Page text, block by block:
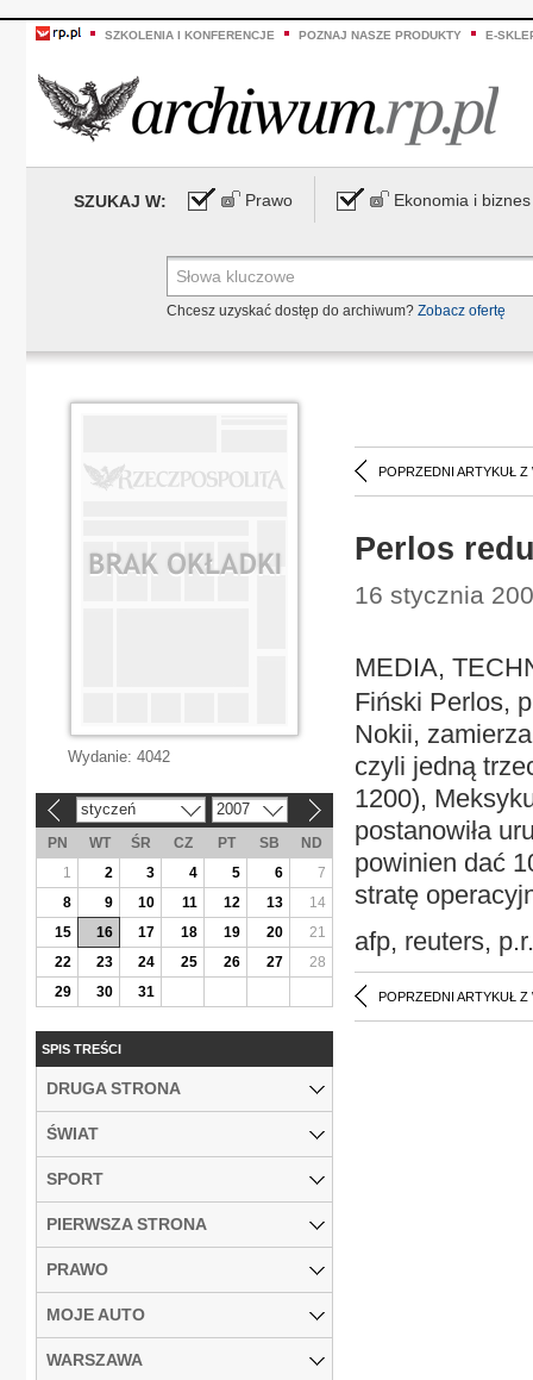
SZKOLENIA I KONFERENCJE POZNAJ NASZE PRODUKTY E-
SZUKAJ W: Prawo Ekonomia i biznes
Chcesz uzyskać dostęp do archiwum? Zobacz ofertę
POPRZEDNI ARTYKUŁ Z
Perlos
16 stycznia
MEDIA,
Fiński Perlos,
Nokii,
czyli jedną
1200),
postanowiła
powinien dać
stratę
afp, reuters, p.r.
POPRZEDNI ARTYKUŁ Z
Wydanie: 4042
styczeń 2007
PN WT ŚR CZ PT SB
ND
1
2 3 4 5 6
7
8
9 10 11 12 13
14
15
16 17 18 19 20
21
22
23 24 25 26 27
28
29
30 31
SPIS TREŚCI
DRUGA STRONA
ŚWIAT
SPORT
PIERWSZA STRONA
PRAWO
MOJE AUTO
WARSZAWA